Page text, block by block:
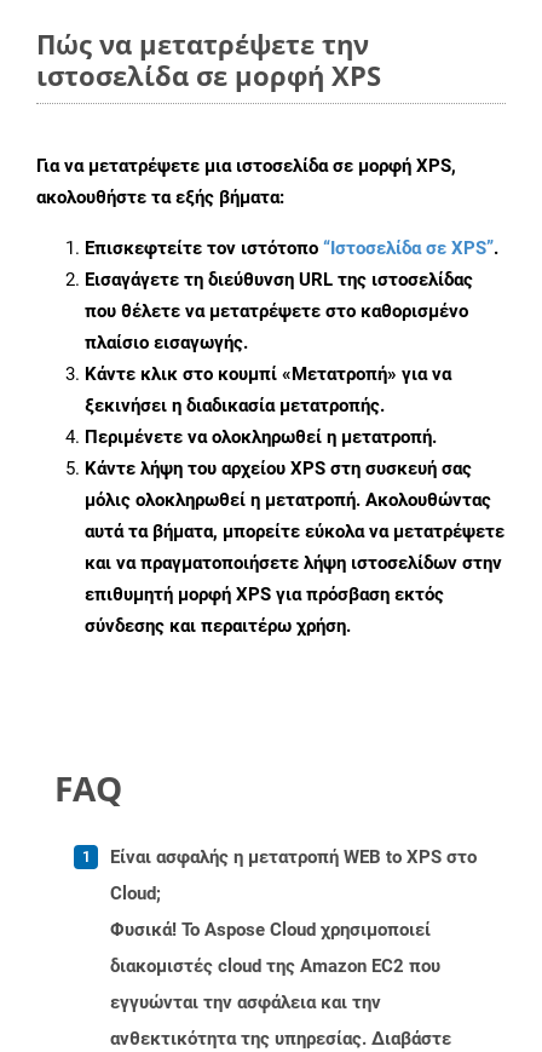
Πώς να μετατρέψετε την
ιστοσελίδα σε μορφή XPS
Για να μετατρέψετε μια ιστοσελίδα σε μορφή XPS,
ακολουθήστε τα εξής βήματα:
Επισκεφτείτε τον ιστότοπο “Ιστοσελίδα σε XPS”.
Εισαγάγετε τη διεύθυνση URL της ιστοσελίδας
που θέλετε να μετατρέψετε στο καθορισμένο
πλαίσιο εισαγωγής.
Κάντε κλικ στο κουμπί «Μετατροπή» για να
ξεκινήσει η διαδικασία μετατροπής.
Περιμένετε να ολοκληρωθεί η μετατροπή.
Κάντε λήψη του αρχείου XPS στη συσκευή σας
μόλις ολοκληρωθεί η μετατροπή. Ακολουθώντας
αυτά τα βήματα, μπορείτε εύκολα να μετατρέψετε
και να πραγματοποιήσετε λήψη ιστοσελίδων στην
επιθυμητή μορφή XPS για πρόσβαση εκτός
σύνδεσης και περαιτέρω χρήση.
FAQ
Είναι ασφαλής η μετατροπή WEB to XPS στο
Cloud;
Φυσικά! Το Aspose Cloud χρησιμοποιεί
διακομιστές cloud της Amazon EC2 που
εγγυώνται την ασφάλεια και την
ανθεκτικότητα της υπηρεσίας. Διαβάστε